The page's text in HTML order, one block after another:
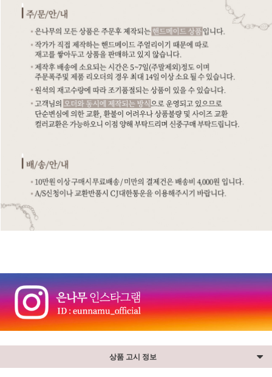
상품 고시 정보